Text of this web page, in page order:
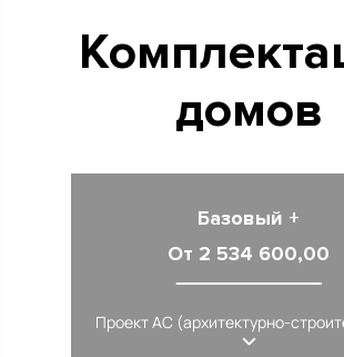
домов
Базовый +
От 2 534 600,00
Проект АС (архитектурно-